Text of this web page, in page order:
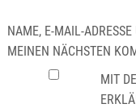
NAME, E-MAIL-
MEINEN NÄCHSTEN
MIT